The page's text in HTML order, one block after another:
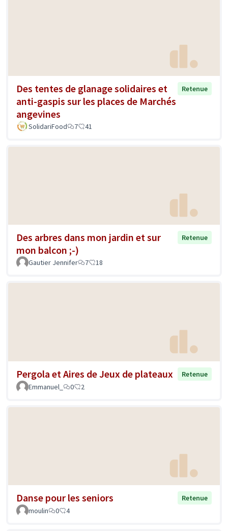
Des tentes de glanage solidaires et
anti-gaspis sur les places de Marchés
angevines
Retenue
SolidariFood 7 41
Des arbres dans mon jardin et sur
mon balcon ;-)
Retenue
Gautier Jennifer 7 18
Pergola et Aires de Jeux de plateaux
Retenue
Emmanuel_
0 2
Danse pour les seniors
Retenue
moulin
0 4